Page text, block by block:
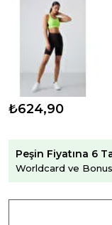
₺624,90
Peşin Fiyatına 6
Worldcard ve